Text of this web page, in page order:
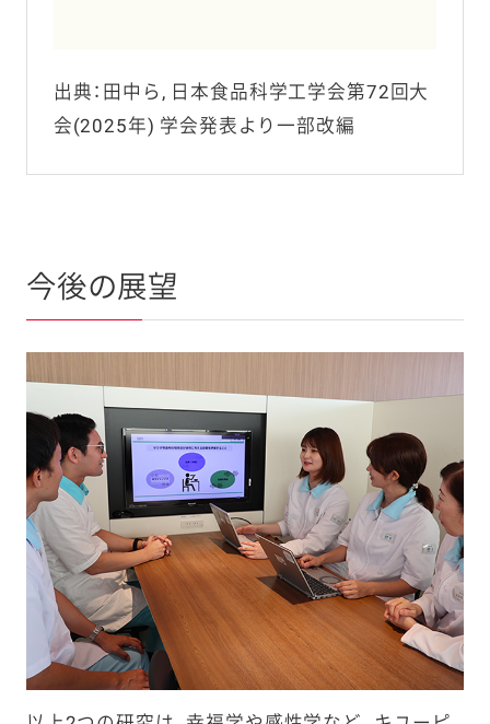
出典：田中ら, 日本食品科学工学会第72回大
会(2025年) 学会発表より一部改編
今後の展望